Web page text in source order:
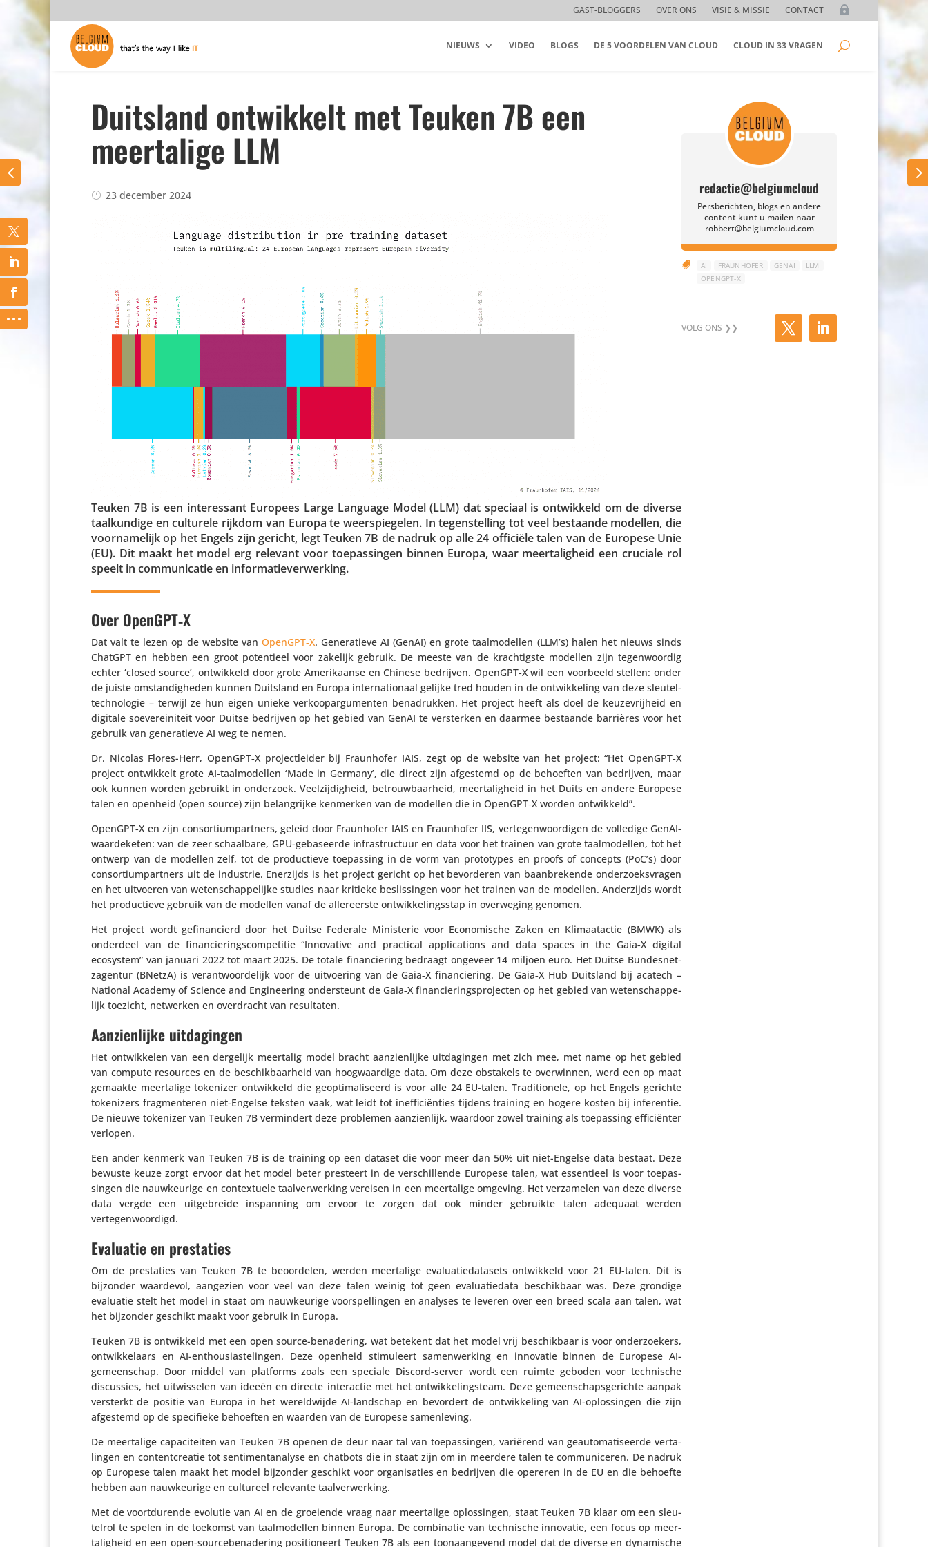
GAST-BLOGGERS OVER ONS VISIE & MISSIE CONTACT
NIEUWS VIDEO BLOGS DE 5 VOORDELEN VAN CLOUD CLOUD IN 33 VRAGEN
Duitsland ontwikkelt met Teuken 7B een
meertalige LLM
23 december 2024
Teuken 7B is een inte­res­sant Europees Large Language Model (LLM) dat speciaal is ontwik­keld om de diverse
taal­kun­dige en culturele rijkdom van Europa te weer­spie­gelen. In tegen­stel­ling tot veel bestaande modellen, die
voor­na­me­lijk op het Engels zijn gericht, legt Teuken 7B de nadruk op alle 24 officiële talen van de Europese Unie
(EU). Dit maakt het model erg relevant voor toepas­singen binnen Europa, waar meer­ta­lig­heid een cruciale rol
speelt in commu­ni­catie en informatieverwerking.
Over OpenGPT‑X
Dat valt te lezen op de website van OpenGPT‑X. Gene­ra­tieve AI (GenAI) en grote taal­mo­dellen (LLM’s) halen het nieuws sinds
ChatGPT en hebben een groot poten­tieel voor zakelijk gebruik. De meeste van de krach­tigste modellen zijn tegen­woordig
echter ‘closed source’, ontwik­keld door grote Ameri­kaanse en Chinese bedrijven. OpenGPT‑X wil een voorbeeld stellen: onder
de juiste omstan­dig­heden kunnen Duitsland en Europa inter­na­ti­o­naal gelijke tred houden in de ontwik­ke­ling van deze sleu­tel­
tech­no­logie – terwijl ze hun eigen unieke verkoop­ar­gu­menten bena­drukken. Het project heeft als doel de keuze­vrij­heid en
digitale soeve­rei­ni­teit voor Duitse bedrijven op het gebied van GenAI te versterken en daarmee bestaande barrières voor het
gebruik van gene­ra­tieve AI weg te nemen.
Dr. Nicolas Flores-Herr, OpenGPT‑X project­leider bij Fraun­hofer IAIS, zegt op de website van het project: “Het OpenGPT‑X
project ontwik­kelt grote AI-taal­mo­dellen ‘Made in Germany’, die direct zijn afgestemd op de behoeften van bedrijven, maar
ook kunnen worden gebruikt in onderzoek. Veel­zij­dig­heid, betrouw­baar­heid, meer­ta­lig­heid in het Duits en andere Europese
talen en openheid (open source) zijn belang­rijke kenmerken van de modellen die in OpenGPT‑X worden ontwikkeld”.
OpenGPT‑X en zijn consor­ti­um­part­ners, geleid door Fraun­hofer IAIS en Fraun­hofer IIS, verte­gen­woor­digen de volledige GenAI-
waar­de­keten: van de zeer schaal­bare, GPU-geba­seerde infra­struc­tuur en data voor het trainen van grote taal­mo­dellen, tot het
ontwerp van de modellen zelf, tot de produc­tieve toepas­sing in de vorm van proto­types en proofs of concepts (PoC’s) door
consor­ti­um­part­ners uit de industrie. Enerzijds is het project gericht op het bevor­deren van baan­bre­kende onder­zoeks­vragen
en het uitvoeren van weten­schap­pe­lijke studies naar kritieke beslis­singen voor het trainen van de modellen. Ander­zijds wordt
het produc­tieve gebruik van de modellen vanaf de aller­eerste ontwik­ke­lings­stap in over­we­ging genomen.
Het project wordt gefi­nan­cierd door het Duitse Federale Minis­terie voor Econo­mi­sche Zaken en Klimaat­actie (BMWK) als
onderdeel van de finan­cie­rings­com­pe­titie “Inno­va­tive and practical appli­ca­tions and data spaces in the Gaia‑X digital
ecosystem” van januari 2022 tot maart 2025. De totale finan­cie­ring bedraagt ongeveer 14 miljoen euro. Het Duitse Bundes­net­
za­gentur (BNetzA) is verant­woor­de­lijk voor de uitvoe­ring van de Gaia‑X finan­cie­ring. De Gaia‑X Hub Duitsland bij acatech –
National Academy of Science and Engi­nee­ring onder­steunt de Gaia‑X finan­cie­rings­pro­jecten op het gebied van weten­schap­pe­
lijk toezicht, netwerken en over­dracht van resultaten.
Aanzienlijke uitdagingen
Het ontwik­kelen van een dergelijk meertalig model bracht aanzien­lijke uitda­gingen met zich mee, met name op het gebied
van compute resources en de beschik­baar­heid van hoog­waar­dige data. Om deze obstakels te over­winnen, werd een op maat
gemaakte meer­ta­lige tokenizer ontwik­keld die geop­ti­ma­li­seerd is voor alle 24 EU-talen. Tradi­ti­o­nele, op het Engels gerichte
toke­ni­zers frag­men­teren niet-Engelse teksten vaak, wat leidt tot inef­fi­ci­ën­ties tijdens training en hogere kosten bij infe­rentie.
De nieuwe tokenizer van Teuken 7B vermin­dert deze problemen aanzien­lijk, waardoor zowel training als toepas­sing effi­ci­ënter
verlopen.
Een ander kenmerk van Teuken 7B is de training op een dataset die voor meer dan 50% uit niet-Engelse data bestaat. Deze
bewuste keuze zorgt ervoor dat het model beter presteert in de verschil­lende Europese talen, wat essen­tieel is voor toepas­
singen die nauw­keu­rige en contex­tuele taal­ver­wer­king vereisen in een meer­ta­lige omgeving. Het verza­melen van deze diverse
data vergde een uitge­breide inspan­ning om ervoor te zorgen dat ook minder gebruikte talen adequaat werden
vertegenwoordigd.
Evaluatie en prestaties
Om de pres­ta­ties van Teuken 7B te beoor­delen, werden meer­ta­lige evalu­a­tie­da­ta­sets ontwik­keld voor 21 EU-talen. Dit is
bijzonder waardevol, aangezien voor veel van deze talen weinig tot geen evalu­a­tie­data beschik­baar was. Deze grondige
evaluatie stelt het model in staat om nauw­keu­rige voor­spel­lingen en analyses te leveren over een breed scala aan talen, wat
het bijzonder geschikt maakt voor gebruik in Europa.
Teuken 7B is ontwik­keld met een open source-bena­de­ring, wat betekent dat het model vrij beschik­baar is voor onder­zoe­kers,
ontwik­ke­laars en AI-enthou­si­as­te­lingen. Deze openheid stimu­leert samen­wer­king en innovatie binnen de Europese AI-
gemeen­schap. Door middel van platforms zoals een speciale Discord-server wordt een ruimte geboden voor tech­ni­sche
discus­sies, het uitwis­selen van ideeën en directe inter­actie met het ontwik­ke­lings­team. Deze gemeen­schaps­ge­richte aanpak
versterkt de positie van Europa in het wereld­wijde AI-landschap en bevordert de ontwik­ke­ling van AI-oplos­singen die zijn
afgestemd op de speci­fieke behoeften en waarden van de Europese samenleving.
De meer­ta­lige capa­ci­teiten van Teuken 7B openen de deur naar tal van toepas­singen, variërend van geau­to­ma­ti­seerde verta­
lingen en content­cre­atie tot senti­ment­ana­lyse en chatbots die in staat zijn om in meerdere talen te commu­ni­ceren. De nadruk
op Europese talen maakt het model bijzonder geschikt voor orga­ni­sa­ties en bedrijven die opereren in de EU en die behoefte
hebben aan nauw­keu­rige en cultureel relevante taalverwerking.
Met de voort­du­rende evolutie van AI en de groeiende vraag naar meer­ta­lige oplos­singen, staat Teuken 7B klaar om een sleu­
telrol te spelen in de toekomst van taal­mo­dellen binnen Europa. De combi­natie van tech­ni­sche innovatie, een focus op meer­
ta­lig­heid en een open-sour­ce­be­na­de­ring posi­ti­o­neert Teuken 7B als een toon­aan­ge­vend model dat de diverse en dyna­mi­sche
redactie@belgiumcloud
Persberichten, blogs en andere
content kunt u mailen naar
robbert@belgiumcloud.com
 AI FRAUNHOFER GENAI
LLM
OPENGPT-X